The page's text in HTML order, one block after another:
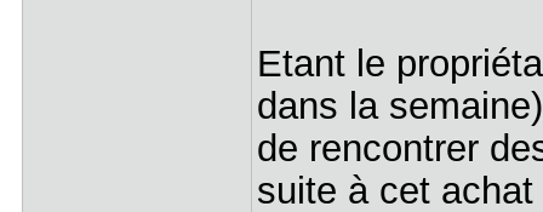
Etant le
dans la
de rencontrer
suite à cet